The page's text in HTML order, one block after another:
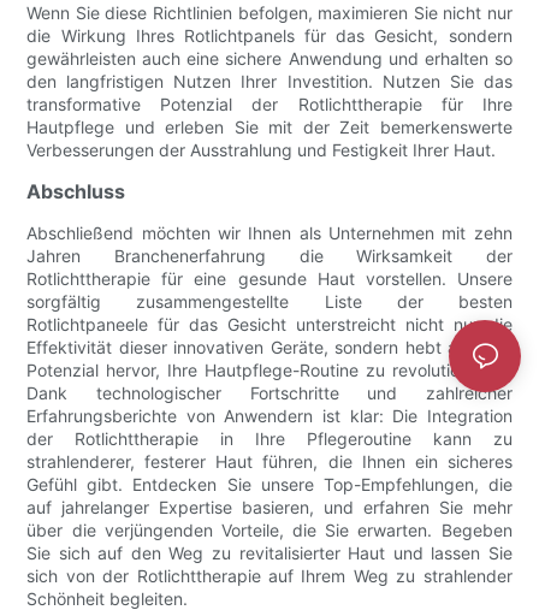
Wenn Sie diese Richtlinien befolgen, maximieren Sie nicht nur
die Wirkung Ihres Rotlichtpanels für das Gesicht, sondern
gewährleisten auch eine sichere Anwendung und erhalten so
den langfristigen Nutzen Ihrer Investition. Nutzen Sie das
transformative Potenzial der Rotlichttherapie für Ihre
Hautpflege und erleben Sie mit der Zeit bemerkenswerte
Verbesserungen der Ausstrahlung und Festigkeit Ihrer Haut.
Abschluss
Abschließend möchten wir Ihnen als Unternehmen mit zehn
Jahren Branchenerfahrung die Wirksamkeit der
Rotlichttherapie für eine gesunde Haut vorstellen. Unsere
sorgfältig zusammengestellte Liste der besten
Rotlichtpaneele für das Gesicht unterstreicht nicht nur die
Effektivität dieser innovativen Geräte, sondern hebt auch ihr
Potenzial hervor, Ihre Hautpflege-Routine zu revolutionieren.
Dank technologischer Fortschritte und zahlreicher
Erfahrungsberichte von Anwendern ist klar: Die Integration
der Rotlichttherapie in Ihre Pflegeroutine kann zu
strahlenderer, festerer Haut führen, die Ihnen ein sicheres
Gefühl gibt. Entdecken Sie unsere Top-Empfehlungen, die
auf jahrelanger Expertise basieren, und erfahren Sie mehr
über die verjüngenden Vorteile, die Sie erwarten. Begeben
Sie sich auf den Weg zu revitalisierter Haut und lassen Sie
sich von der Rotlichttherapie auf Ihrem Weg zu strahlender
Schönheit begleiten.